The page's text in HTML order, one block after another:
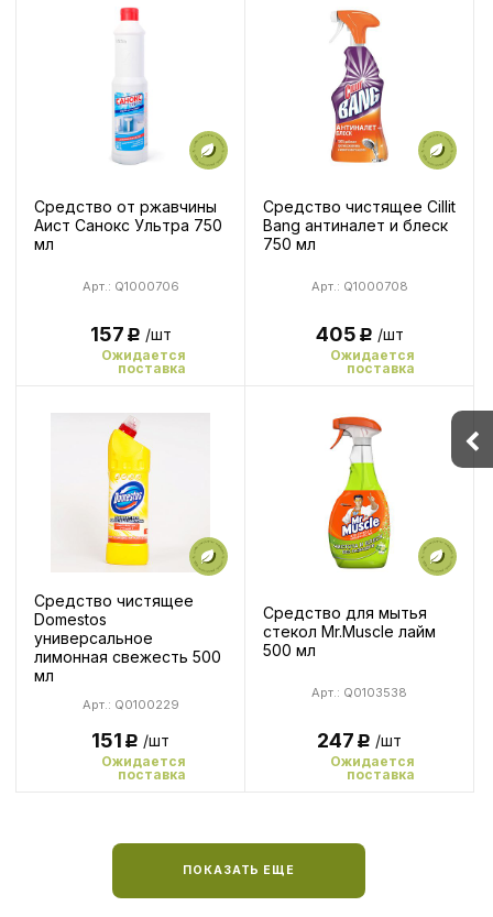
Средство от ржавчины
Аист Санокс Ультра 750
мл
Арт.: Q1000706
157Р /шт
Ожидается
поставка
Средство чистящее Cillit
Bang антиналет и блеск
750 мл
Арт.: Q1000708
405Р /шт
Ожидается
поставка
Средство чистящее
Domestos
универсальное
лимонная свежесть 500
мл
Арт.: Q0100229
151Р /шт
Ожидается
поставка
Средство для мытья
стекол Mr.Muscle лайм
500 мл
Арт.: Q0103538
247Р /шт
Ожидается
поставка
ПОКАЗАТЬ ЕЩЕ